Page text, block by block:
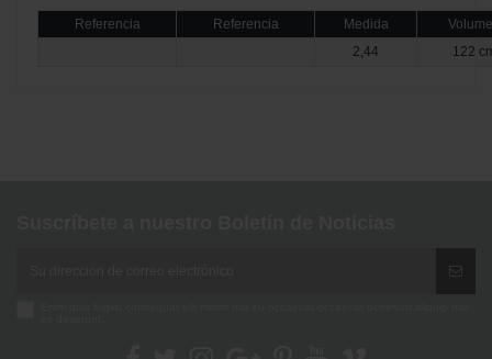
Referencia Referencia Medida
2,44
122